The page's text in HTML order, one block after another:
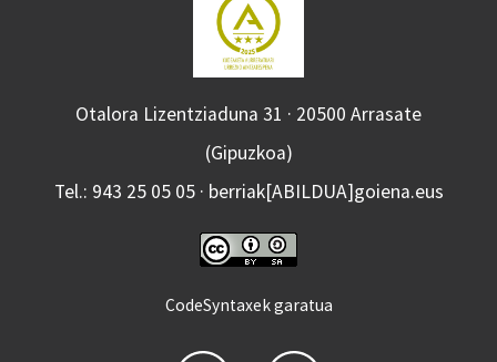
Otalora Lizentziaduna 31 · 20500 Arrasate
(Gipuzkoa)
Tel.: 943 25 05 05 · berriak[ABILDUA]goiena.eus
CodeSyntaxek garatua